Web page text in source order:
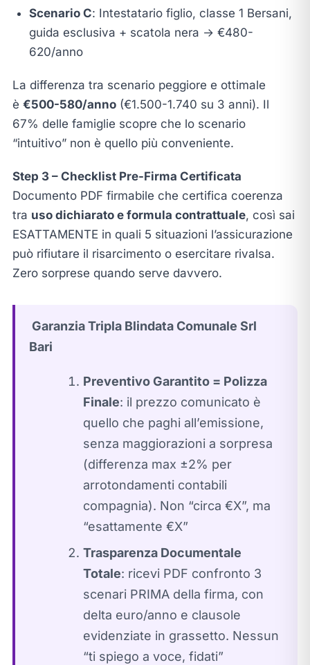
Scenario C: Intestatario figlio, classe 1 Bersani,
guida esclusiva + scatola nera → €480-
620/anno
La differenza tra scenario peggiore e ottimale
è €500-580/anno(€1.500-1.740 su 3 anni). Il
67% delle famiglie scopre che lo scenario
“intuitivo” non è quello più conveniente.
Step 3 – Checklist Pre-Firma Certificata
Documento PDF firmabile che certifica coerenza
tra uso dichiarato e formula contrattuale, così sai
ESATTAMENTE in quali 5 situazioni l’assicurazione
può rifiutare il risarcimento o esercitare rivalsa.
Zero sorprese quando serve davvero.
️ Garanzia Tripla Blindata Comunale Srl
Bari
Preventivo Garantito = Polizza
Finale: il prezzo comunicato è
quello che paghi all’emissione,
senza maggiorazioni a sorpresa
(differenza max ±2% per
arrotondamenti contabili
compagnia). Non “circa €X”, ma
“esattamente €X”
Trasparenza Documentale
Totale: ricevi PDF confronto 3
scenari PRIMA della firma, con
delta euro/anno e clausole
evidenziate in grassetto. Nessun
“ti spiego a voce, fidati”